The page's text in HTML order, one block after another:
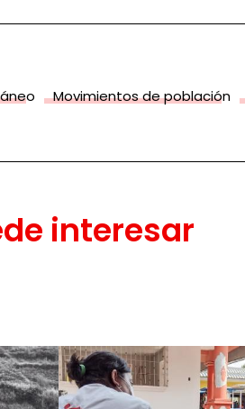
Movimientos de población
interesar